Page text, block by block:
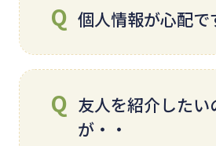
等防止の観点から
頂いております。
個人情報が心配で
いは企業活動にお
項のひとつだと認
友人を紹介したい
が・・